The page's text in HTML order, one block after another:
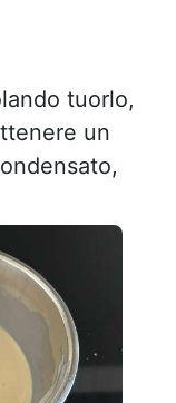
tuorlo,
un